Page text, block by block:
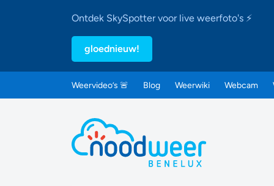
Ontdek SkySpotter voor live weerfoto's ⚡
gloednieuw!
Weervideo’s 🚨 Blog Weerwiki Webcam